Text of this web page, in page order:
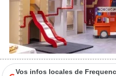
Vos infos locales de